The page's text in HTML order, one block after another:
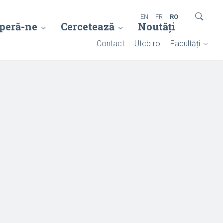
ne Cercetează Noutăți
Contact Utcb.ro Facultăți
EN FR RO